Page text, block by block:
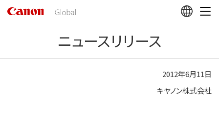
の
ニュースリリース
2012年6月11日
キヤノン株式会社